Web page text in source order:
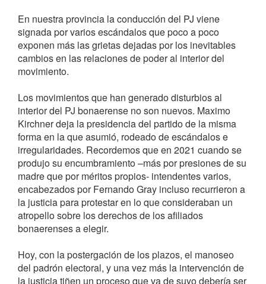
En nuestra provincia la conducción del PJ viene
signada por varios escándalos que poco a poco
exponen más las grietas dejadas por los inevitables
cambios en las relaciones de poder al interior del
movimiento.
Los movimientos que han generado disturbios al
interior del PJ bonaerense no son nuevos. Maximo
Kirchner deja la presidencia del partido de la misma
forma en la que asumió, rodeado de escándalos e
irregularidades. Recordemos que en 2021 cuando se
produjo su encumbramiento –más por presiones de su
madre que por méritos propios- intendentes varios,
encabezados por Fernando Gray incluso recurrieron a
la justicia para protestar en lo que consideraban un
atropello sobre los derechos de los afiliados
bonaerenses a elegir.
Hoy, con la postergación de los plazos, el manoseo
del padrón electoral, y una vez más la intervención de
la justicia tiñen un proceso que va de suyo debería ser